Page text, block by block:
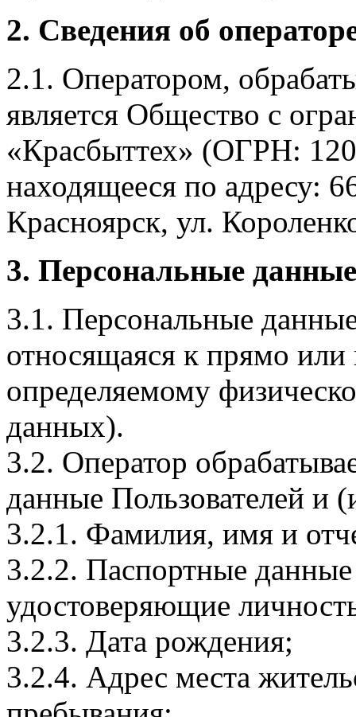
2. Сведения об
2.1. Оператором,
является Общество с
«Красбыттех» (ОГРН:
находящееся по адресу:
Красноярск, ул.
3. Персональные
3.1. Персональные
относящаяся к прямо
определяемому
данных).
3.2. Оператор
данные Пользователей и
3.2.1. Фамилия, имя и
3.2.2. Паспортные
удостоверяющие
3.2.3. Дата рождения;
3.2.4. Адрес места